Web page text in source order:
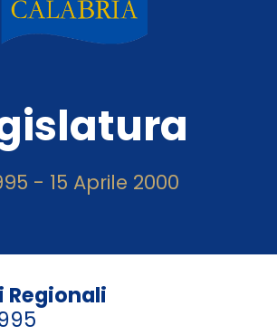
5 - 15 Aprile 2000
Regionali